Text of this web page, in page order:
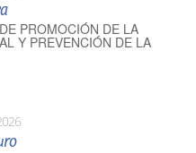
PROMOCIÓN DE LA
Y PREVENCIÓN DE LA